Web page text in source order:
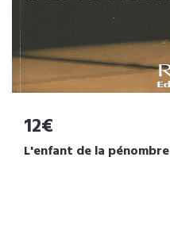
12€
L'enfant de la pénombre